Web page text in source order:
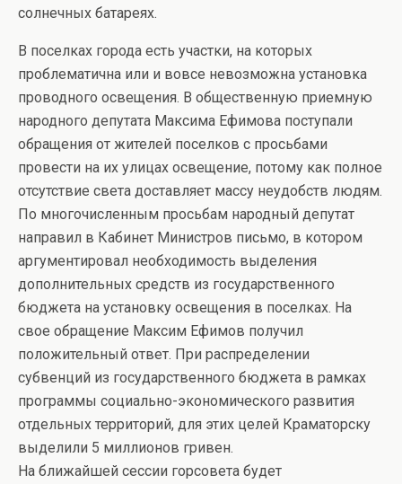
солнечных батареях.
В поселках города есть участки, на которых
проблематична или и вовсе невозможна установка
проводного освещения. В общественную приемную
народного депутата Максима Ефимова поступали
обращения от жителей поселков с просьбами
провести на их улицах освещение, потому как полное
отсутствие света доставляет массу неудобств людям.
По многочисленным просьбам народный депутат
направил в Кабинет Министров письмо, в котором
аргументировал необходимость выделения
дополнительных средств из государственного
бюджета на установку освещения в поселках. На
свое обращение Максим Ефимов получил
положительный ответ. При распределении
субвенций из государственного бюджета в рамках
программы социально-экономического развития
отдельных территорий, для этих целей Краматорску
выделили 5 миллионов гривен.
На ближайшей сессии горсовета будет